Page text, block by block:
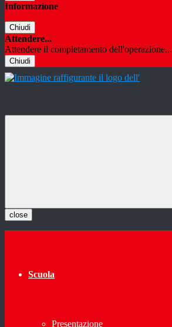
Informazione
Chiudi
Attendere...
Attendere il completamento dell'operazione...
Chiudi
close
Scuola
Presentazione